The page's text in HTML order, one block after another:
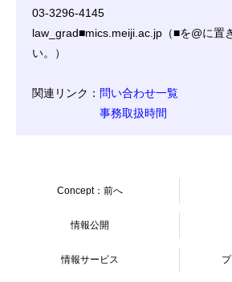
03-3296-4145
law_grad■mics.meiji.ac.jp（■を@に置
い。）
関連リンク： 問い合わせ一覧
事務取扱時間
Concept：前へ
情報公開
情報サービス